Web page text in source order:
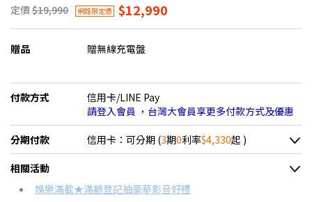
定價 $19,990 網路限定價 $12,990
贈品 贈無線充電盤
付款方式
信用卡/LINE Pay
請登入會員 ，台灣大會員享更多付款方式及優惠
分期付款 信用卡：可分期 (3期0利率$4,330起 )
＊實際可分期數、適用利率，請以購物車顯示為主
信用卡分期
相關活動
娛樂滿載★滿額登記抽豪華影音好禮